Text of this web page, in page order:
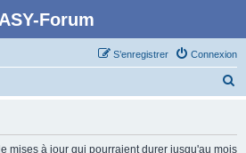
ASY-Forum
Connexion
S’enregistrer
mises à jour qui pourraient durer jusqu'au mois